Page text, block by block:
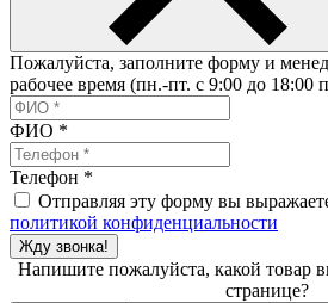
Пожалуйста, заполните форму и
рабочее время (пн.-пт. с 9:00 до 18:00
ФИО *
Телефон *
Отправляя эту форму вы
политикой конфиденциальности
Жду звонка!
Напишите пожалуйста, какой товар
странице?